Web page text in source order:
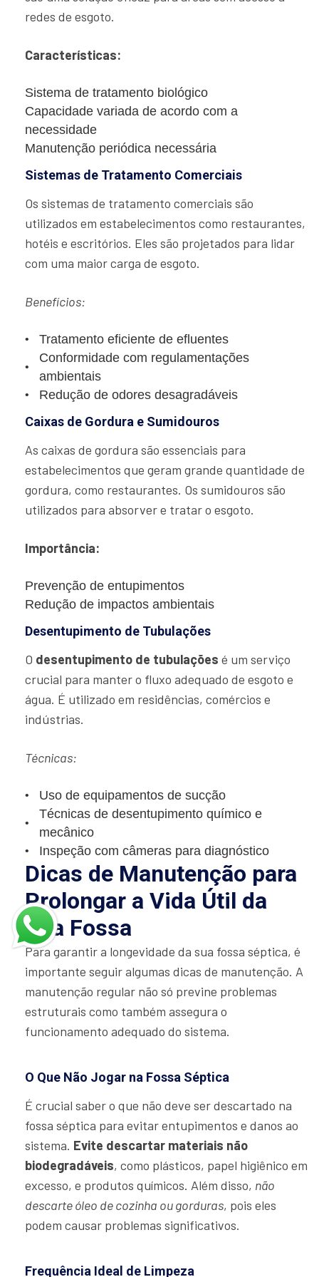
redes de esgoto.
Características:
Sistema de tratamento biológico
Capacidade variada de acordo com a
necessidade
Manutenção periódica necessária
Sistemas de Tratamento Comerciais
Os sistemas de tratamento comerciais são
utilizados em estabelecimentos como restaurantes,
hotéis e escritórios. Eles são projetados para lidar
com uma maior carga de esgoto.
Benefícios:
Tratamento eficiente de efluentes
Conformidade com regulamentações
ambientais
Redução de odores desagradáveis
Caixas de Gordura e Sumidouros
As caixas de gordura são essenciais para
estabelecimentos que geram grande quantidade de
gordura, como restaurantes. Os sumidouros são
utilizados para absorver e tratar o esgoto.
Importância:
Prevenção de entupimentos
Redução de impactos ambientais
Desentupimento de Tubulações
O desentupimento de tubulações é um serviço
crucial para manter o fluxo adequado de esgoto e
água. É utilizado em residências, comércios e
indústrias.
Técnicas:
Uso de equipamentos de sucção
Técnicas de desentupimento químico e
mecânico
Inspeção com câmeras para diagnóstico
Dicas de Manutenção para
Prolongar a Vida Útil da
Sua Fossa
Para garantir a longevidade da sua fossa séptica, é
importante seguir algumas dicas de manutenção. A
manutenção regular não só previne problemas
estruturais como também assegura o
funcionamento adequado do sistema.
O Que Não Jogar na Fossa Séptica
É crucial saber o que não deve ser descartado na
fossa séptica para evitar entupimentos e danos ao
sistema. Evite descartar materiais não
biodegradáveis, como plásticos, papel higiênico em
excesso, e produtos químicos. Além disso, não
descarte óleo de cozinha ou gorduras, pois eles
podem causar problemas significativos.
Frequência Ideal de Limpeza